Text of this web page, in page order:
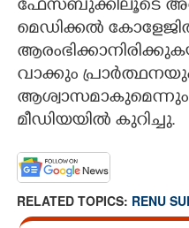
ഫേസ്ബുക്കിലൂടെ
മെഡിക്കൽ
വാക്കും
മീഡിയയിൽ കുറിച്ചു.
RELATED TOPICS: RENU